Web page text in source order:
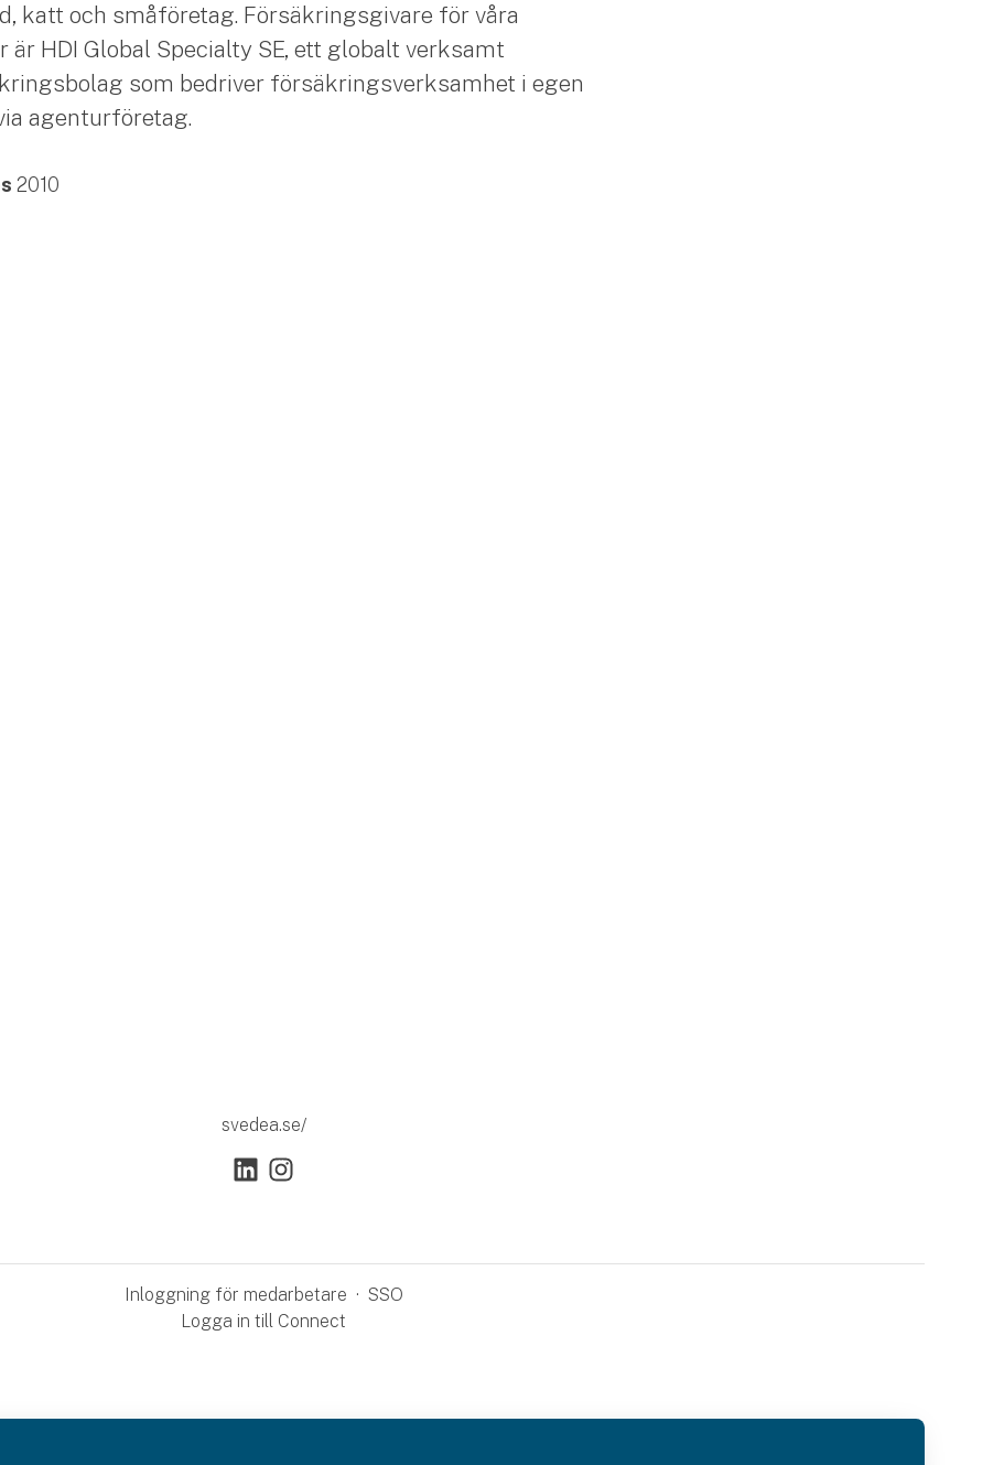
katt och småföretag. Försäkringsgivare för våra
är HDI Global Specialty SE, ett globalt verksamt
som bedriver försäkringsverksamhet i egen
agenturföretag.
2010
svedea.se/
Inloggning för medarbetare · SSO
Logga in till Connect